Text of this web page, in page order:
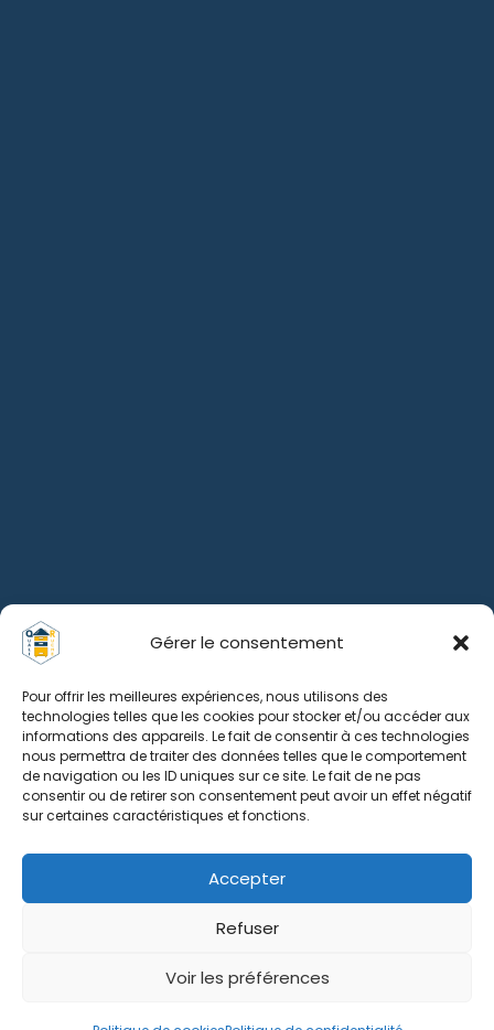
Gérer le consentement
Pour offrir les meilleures expériences, nous utilisons des
technologies telles que les cookies pour stocker et/ou accéder aux
informations des appareils. Le fait de consentir à ces technologies
nous permettra de traiter des données telles que le comportement
de navigation ou les ID uniques sur ce site. Le fait de ne pas
consentir ou de retirer son consentement peut avoir un effet négatif
sur certaines caractéristiques et fonctions.
Accepter
Refuser
Voir les préférences